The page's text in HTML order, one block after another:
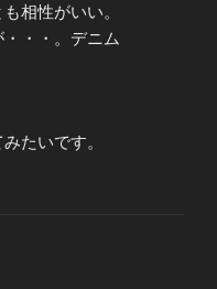
相性がいい。
・・。デニム
たいです。